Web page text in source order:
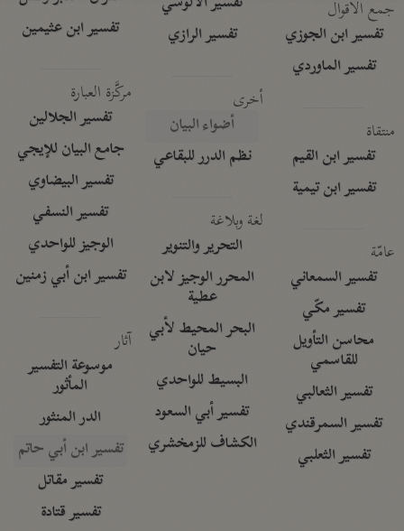
جمع الأقوال
تفسير ابن الجوزي
تفسير الماوردي
منتقاة
تفسير ابن القيم
تفسير ابن تيمية
عامّة
تفسير السمعاني
تفسير مكّي
محاسن التأويل
للقاسمي
تفسير الثعالبي
تفسير السمرقندي
تفسير الثعلبي
تفسير الرازي
أخرى
أضواء البيان
نظم الدرر للبقاعي
لغة وبلاغة
التحرير والتنوير
المحرر الوجيز لابن
عطية
البحر المحيط لأبي
حيان
البسيط للواحدي
تفسير أبي السعود
الكشاف للزمخشري
تفسير ابن عثيمين
مركَّزة العبارة
تفسير الجلالين
جامع البيان للإيجي
تفسير البيضاوي
تفسير النسفي
الوجيز للواحدي
تفسير ابن أبي زمنين
آثار
موسوعة التفسير
المأثور
الدر المنثور
تفسير ابن أبي حاتم
تفسير مقاتل
تفسير قتادة